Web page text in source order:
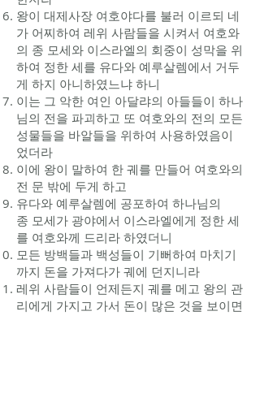
왕이 대제사장 여호야다를 불러 이르되 네
가 어찌하여 레위 사람들을 시켜서 여호와
의 종 모세와 이스라엘의 회중이 성막을 위
하여 정한 세를 유다와 예루살렘에서 거두
게 하지 아니하였느냐 하니
이는 그 악한 여인 아달랴의 아들들이 하나
님의 전을 파괴하고 또 여호와의 전의 모든
성물들을 바알들을 위하여 사용하였음이
었더라
이에 왕이 말하여 한 궤를 만들어 여호와의
전 문 밖에 두게 하고
유다와 예루살렘에 공포하여 하나님의
종 모세가 광야에서 이스라엘에게 정한 세
를 여호와께 드리라 하였더니
모든 방백들과 백성들이 기뻐하여 마치기
까지 돈을 가져다가 궤에 던지니라
레위 사람들이 언제든지 궤를 메고 왕의 관
리에게 가지고 가서 돈이 많은 것을 보이면